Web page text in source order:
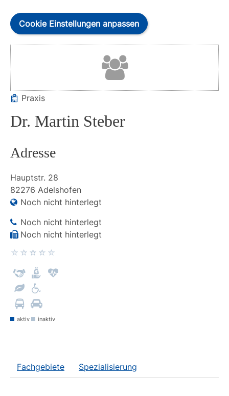
Cookie Einstellungen anpassen
Praxis
Dr. Martin Steber
Adresse
Hauptstr. 28
82276 Adelshofen
Noch nicht hinterlegt
Noch nicht hinterlegt
Noch nicht hinterlegt
aktiv inaktiv
Fachgebiete Spezialisierung